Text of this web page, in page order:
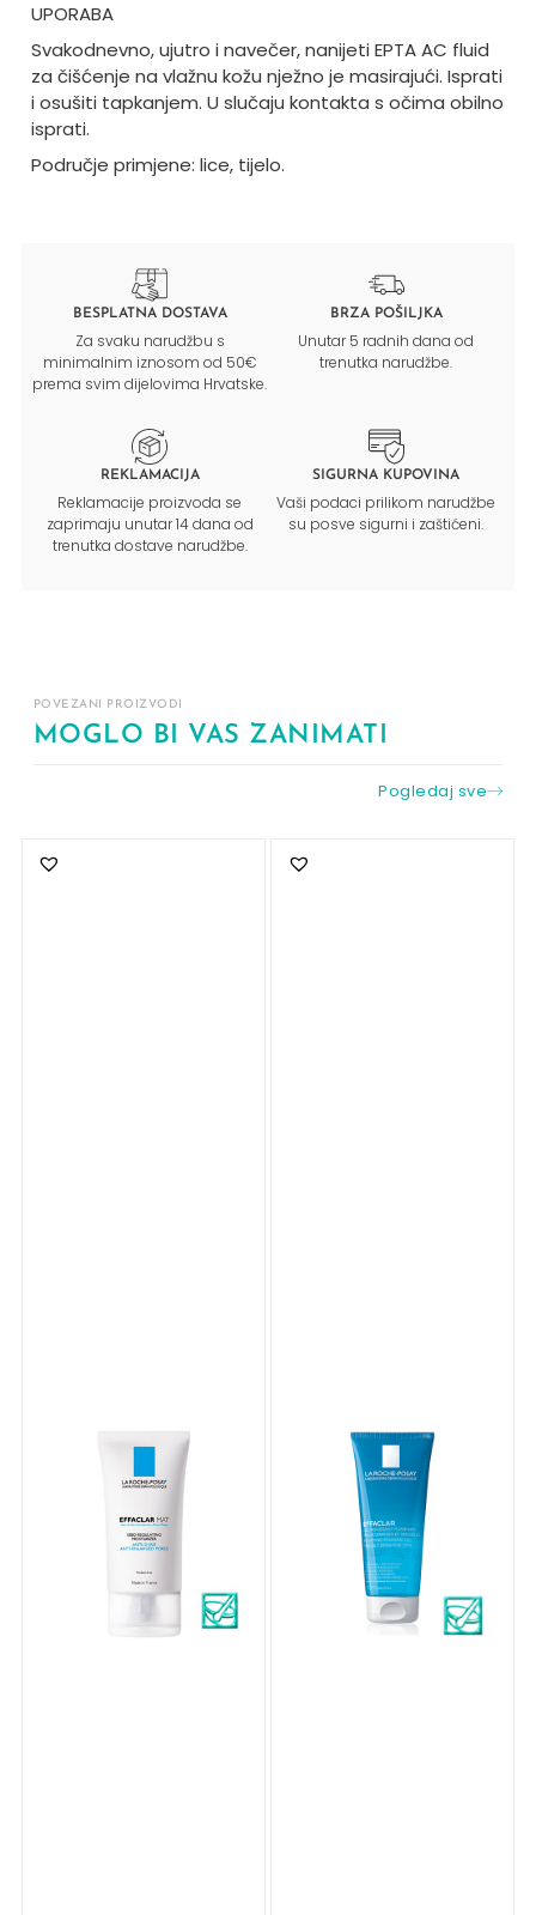
UPORABA
Svakodnevno, ujutro i navečer, nanijeti EPTA AC fluid
za čišćenje na vlažnu kožu nježno je masirajući. Isprati
i osušiti tapkanjem. U slučaju kontakta s očima obilno
isprati.
Područje primjene: lice, tijelo.
BESPLATNA DOSTAVA
Za svaku narudžbu s
minimalnim iznosom od 50€
prema svim dijelovima Hrvatske.
BRZA POŠILJKA
Unutar 5 radnih dana od
trenutka narudžbe.
REKLAMACIJA
Reklamacije proizvoda se
zaprimaju unutar 14 dana od
trenutka dostave narudžbe.
SIGURNA KUPOVINA
Vaši podaci prilikom narudžbe
su posve sigurni i zaštićeni.
POVEZANI PROIZVODI
MOGLO BI VAS ZANIMATI
Pogledaj sve